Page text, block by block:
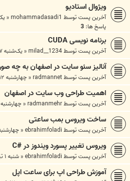
ویژوال استادیو
آخرین پست توسطmohammadasadi1
«
پاسخ ها: 3
برنامه نویسی CUDA
آخرین پست توسطmilad__1234
« یک‌شنبه ۷ اردیبهشت ۱۳۹۹, ۱۲:۱۹ ب.ظ
آنالیز سئو سایت در اصفهان به چه
آخرین پست توسطradmannet
« چهارشنبه ۱۲ تیر ۱۳۹۸, ۱۲:۴۳ ب.ظ
اهمیت طراحی وب سایت در اصفهان
آخرین پست توسطradmanmehr
« چهارشنبه ۱۲ تیر ۱۳۹۸, ۱۱:۰۳ ق.ظ
ساخت ویروس بمب ساعتی
آخرین پست توسطebrahimfoladi
« چهارشنبه ۵ تیر ۱۳۹۸,
ویروس تغییر پسورد ویندوز در #C
آخرین پست توسطebrahimfoladi
« شنبه ۱ تیر ۱۳۹۸, ۴:۲۷ ب.ظ
آموزش طراحی اپ برای ساعت اپل